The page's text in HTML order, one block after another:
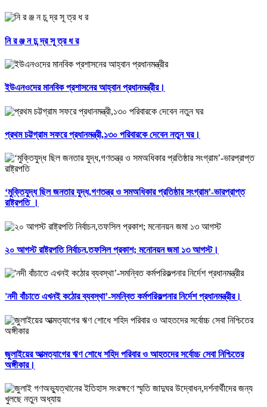
নি র ঞ্জ ন চ ন্দ্র সূ ত্র ধ র
ইউএনওদের মানবিক প্রশাসনের আহ্বান প্রধানমন্ত্রীর।
প্রথম চট্টগ্রাম সফরে প্রধানমন্ত্রী,১৩০ পরিবারকে দেবেন নতুন ঘর।
‘মুক্তিযুদ্ধ ছিল জনতার যুদ্ধ,গণতন্ত্র ও সমঅধিকার প্রতিষ্ঠার সংগ্রাম’-ভারপ্রাপ্ত
রাষ্ট্রপতি ।
২০ আগস্ট রাষ্ট্রপতি নির্বাচন,তফসিল প্রকাশ; মনোনয়ন জমা ১৩ আগস্ট।
'নদী বাঁচাতে এখনই কঠোর ব্যবস্থা’-সমন্বিত কর্মপরিকল্পনার নির্দেশ প্রধানমন্ত্রীর।
জুলাইয়ের আত্মত্যাগের ঋণ শোধে শহিদ পরিবার ও আহতদের সর্বোচ্চ সেবা নিশ্চিতের
অঙ্গীকার।